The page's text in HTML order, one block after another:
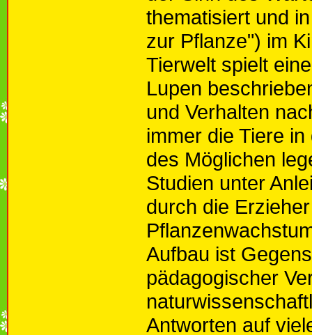
thematisiert und
zur Pflanze") im
Tierwelt spielt
Lupen
und Verhalten
immer die Tiere
des Möglichen
Studien unter
durch die
Aufbau ist
pädagogischer
Antworten auf